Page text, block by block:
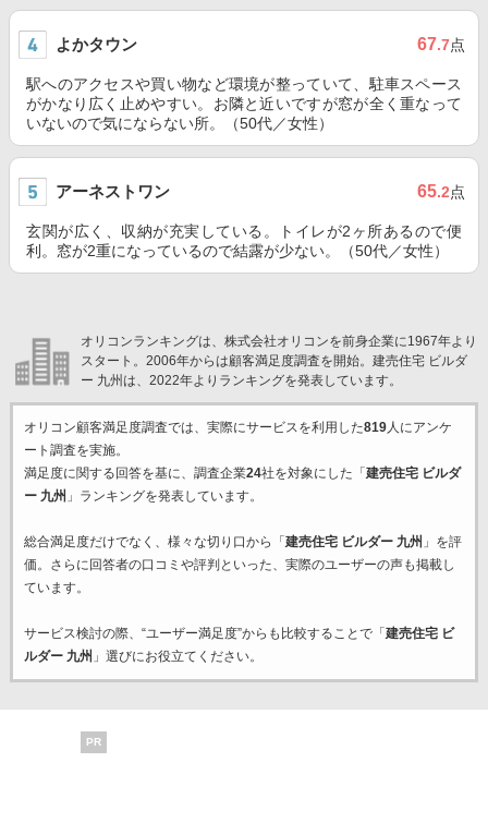
よかタウン 67.7点
駅へのアクセスや買い物など環境が整っていて、駐車スペース
がかなり広く止めやすい。お隣と近いですが窓が全く重なって
いないので気にならない所。（50代／女性）
アーネストワン 65.2点
玄関が広く、収納が充実している。トイレが2ヶ所あるので便
利。窓が2重になっているので結露が少ない。（50代／女性）
オリコンランキングは、株式会社オリコンを前身企業に1967年より
スタート。2006年からは顧客満足度調査を開始。建売住宅 ビルダ
ー 九州は、2022年よりランキングを発表しています。
オリコン顧客満足度調査では、実際にサービスを利用した819人にアンケ
ート調査を実施。
満足度に関する回答を基に、調査企業24社を対象にした「 建売住宅 ビルダ
ー 九州 」ランキングを発表しています。
総合満足度だけでなく、様々な切り口から「 建売住宅 ビルダー 九州 」を評
価。さらに回答者の口コミや評判といった、実際のユーザーの声も掲載し
ています。
サービス検討の際、“ユーザー満足度”からも比較することで「 建売住宅 ビ
ルダー 九州 」選びにお役立てください。
PR